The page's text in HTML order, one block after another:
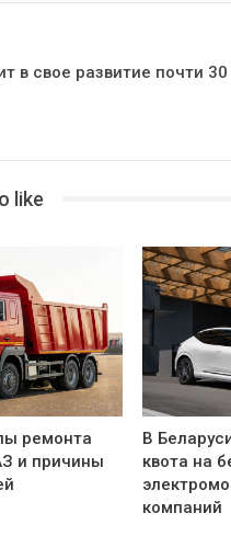
в свое развитие почти 30
like
ремонта
и причины
В
квота на
компаний